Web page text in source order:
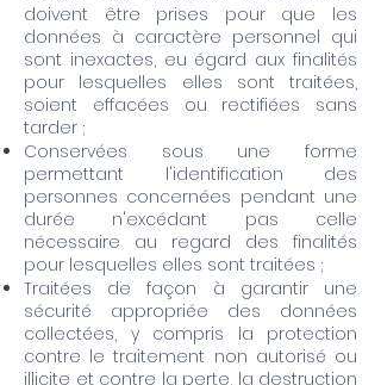
doivent être prises pour que les
données à caractère personnel qui
sont inexactes, eu égard aux finalités
pour lesquelles elles sont traitées,
soient effacées ou rectifiées sans
tarder ;
Conservées sous une forme
permettant l'identification des
personnes concernées pendant une
durée n'excédant pas celle
nécessaire au regard des finalités
pour lesquelles elles sont traitées ;
Traitées de façon à garantir une
sécurité appropriée des données
collectées, y compris la protection
contre le traitement non autorisé ou
illicite et contre la perte, la destruction